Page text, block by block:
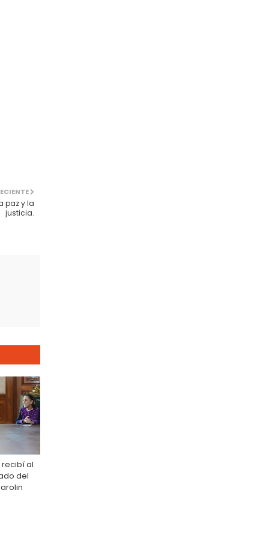
paz y la
justicia.
recibí al
del